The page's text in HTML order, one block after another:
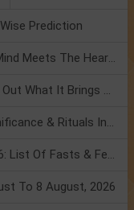
Prediction
Mercury Transit In Cancer: When The Mind Meets The Heart!
Mercury Transit In Cancer 2026: Check Out What It Brings For You
Shravan Somvar Vrat 2026: Dates, Significance & Rituals In August
Weekly Horoscope 3 To 9 August, 2026: List Of Fasts & Festivals
To 8 August, 2026